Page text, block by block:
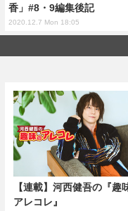
香」#8・9編集後記
2020.12.7 Mon 18:05
【連載】河西健吾の『趣
アレコレ』